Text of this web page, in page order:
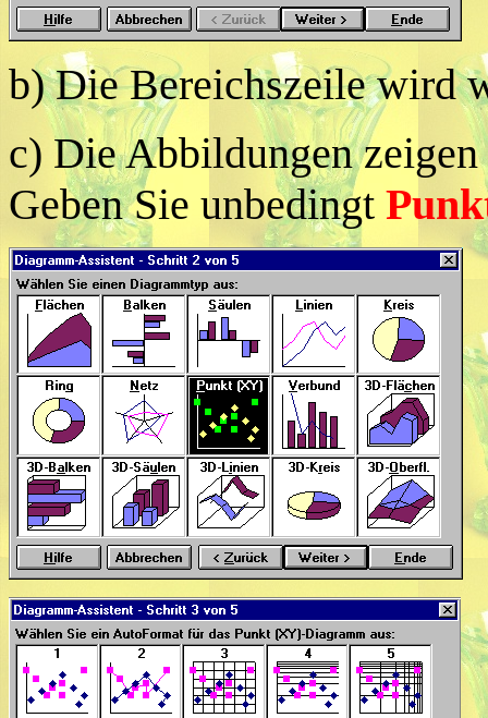
b) Die Bereichszeile wird
c) Die Abbildungen
Geben Sie unbedingt